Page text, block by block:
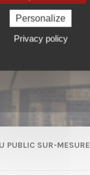
PUBLIC SUR-MESURE
Personalize
Privacy policy